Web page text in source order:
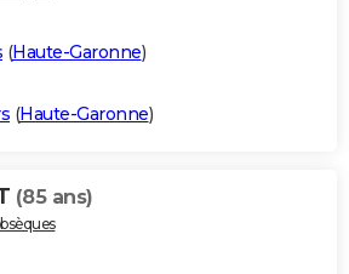
(Haute-Garonne)
(Haute-Garonne)
(85 ans)